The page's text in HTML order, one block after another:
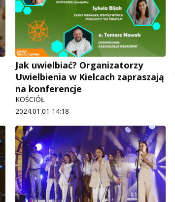
Jak uwielbiać? Organizatorzy
Uwielbienia w Kielcach zapraszają
na konferencje
KOŚCIÓŁ
2024.01.01 14:18